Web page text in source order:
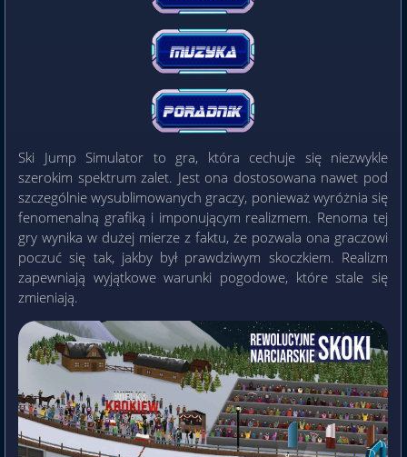
Ski Jump Simulator to gra, która cechuje się niezwykle
szerokim spektrum zalet. Jest ona dostosowana nawet pod
szczególnie wysublimowanych graczy, ponieważ wyróżnia się
fenomenalną grafiką i imponującym realizmem. Renoma tej
gry wynika w dużej mierze z faktu, że pozwala ona graczowi
poczuć się tak, jakby był prawdziwym skoczkiem. Realizm
zapewniają wyjątkowe warunki pogodowe, które stale się
zmieniają.